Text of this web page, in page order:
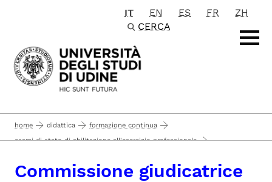
Passa al contenuto principale
IT EN ES FR
ZH
CERCA
home didattica
formazione continua
esami di stato di abilitazione all'esercizio professionale
prove integrative per revisore legale commissione giudicatrice
Commissione giudicatrice